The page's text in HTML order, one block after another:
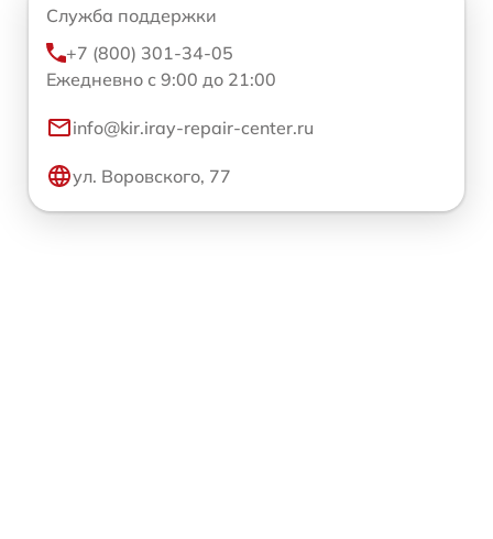
Служба поддержки
+7 (800) 301-34-05
Ежедневно с 9:00 до 21:00
info@kir.iray-repair-center.ru
ул. Воровского, 77